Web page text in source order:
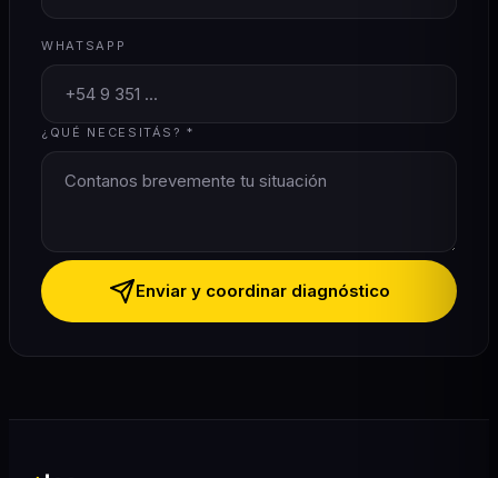
WHATSAPP
¿QUÉ NECESITÁS? *
Enviar y coordinar diagnóstico